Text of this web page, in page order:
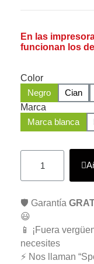
En las
funcionan los
Color
Negro
Cian
Marca
Marca blanca
🛡️ Garantía
😃
📱 ¡Fuera
necesites
⚡ Nos llaman